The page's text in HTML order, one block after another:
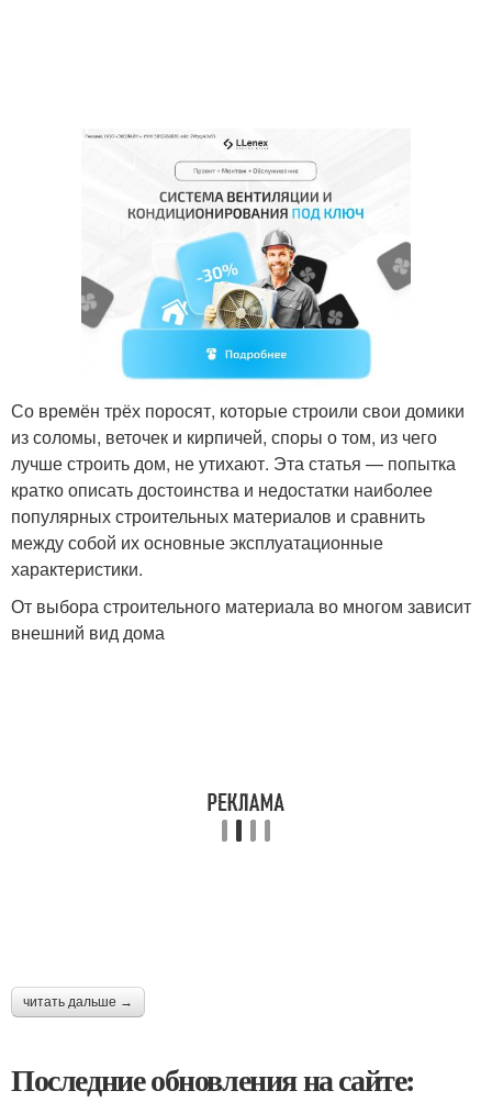
Со времён трёх поросят, которые строили свои домики
из соломы, веточек и кирпичей, споры о том, из чего
лучше строить дом, не утихают. Эта статья — попытка
кратко описать достоинства и недостатки наиболее
популярных строительных материалов и сравнить
между собой их основные эксплуатационные
характеристики.
От выбора строительного материала во многом зависит
внешний вид дома
читать дальше →
Последние обновления на сайте: